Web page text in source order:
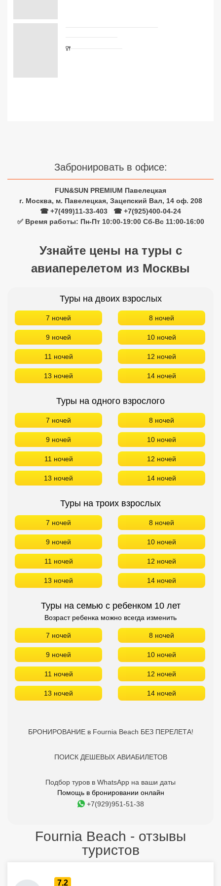
Забронировать в офисе:
FUN&SUN PREMIUM Павелецкая
г. Москва, м. Павелецкая, Зацепский Вал, 14 оф. 208
☎ +7(499)11-33-403
☎ +7(925)400-04-24
✅ Время работы: Пн-Пт 10:00-19:00 Сб-Вс 11:00-16:00
Узнайте цены на туры с
авиаперелетом из Москвы
Туры на двоих взрослых
7 ночей 8 ночей
9 ночей 10 ночей
11 ночей 12 ночей
13 ночей 14 ночей
Туры на одного взрослого
7 ночей 8 ночей
9 ночей 10 ночей
11 ночей 12 ночей
13 ночей 14 ночей
Туры на троих взрослых
7 ночей 8 ночей
9 ночей 10 ночей
11 ночей 12 ночей
13 ночей 14 ночей
Туры на семью с ребенком 10 лет
Возраст ребенка можно всегда изменить
7 ночей 8 ночей
9 ночей 10 ночей
11 ночей 12 ночей
13 ночей 14 ночей
БРОНИРОВАНИЕ в Fournia Beach БЕЗ ПЕРЕЛЕТА!
ПОИСК ДЕШЕВЫХ АВИАБИЛЕТОВ
Подбор туров в WhatsApp на ваши даты
Помощь в бронировании онлайн
+7(929)951-51-38
Fournia Beach - отзывы
туристов
7.2
Сетевые отели Египта
Сетевые отели ОАЭ
Сетевые отели Бали
Сетевые отели Сейшел
Сетевые отели Маврикия